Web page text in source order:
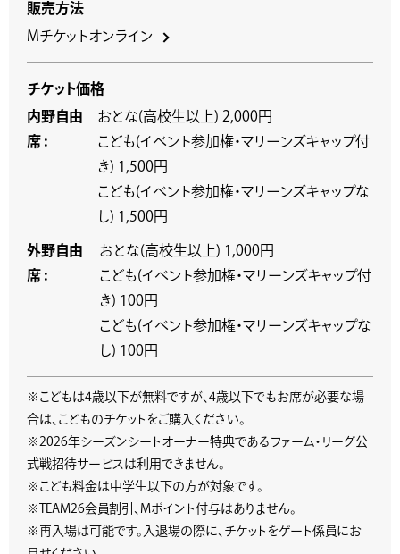
販売方法
Mチケットオンライン
チケット価格
内野自由
席 :
おとな(高校生以上) 2,000円
こども(イベント参加権・マリーンズキャップ付
き) 1,500円
こども(イベント参加権・マリーンズキャップな
し) 1,500円
外野自由
席 :
おとな(高校生以上) 1,000円
こども(イベント参加権・マリーンズキャップ付
き) 100円
こども(イベント参加権・マリーンズキャップな
し) 100円
※こどもは4歳以下が無料ですが、4歳以下でもお席が必要な場
合は、こどものチケットをご購入ください。
※2026年シーズンシートオーナー特典であるファーム・リーグ公
式戦招待サービスは利用できません。
※こども料金は中学生以下の方が対象です。
※TEAM26会員割引、Mポイント付与はありません。
※再入場は可能です。入退場の際に、チケットをゲート係員にお